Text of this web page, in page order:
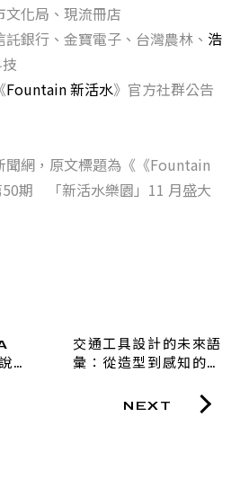
化局、現流冊店
銀行、金寶電子、台灣農林、 浩
Fountain 新活水》官方社群公告
網，原文標題為《《Fountain
期 「新活水樂園」11 月盛大
故
交通工具設計的未來語
彙：從造型到感知的轉
NEXT